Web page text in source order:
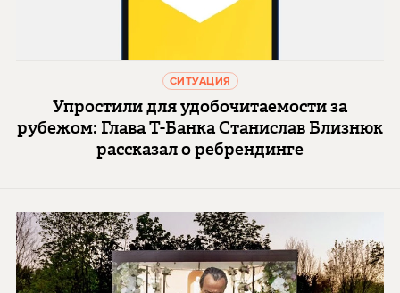
СИТУАЦИЯ
Упростили для удобочитаемости за
рубежом: Глава Т-Банка Станислав Близнюк
рассказал о ребрендинге